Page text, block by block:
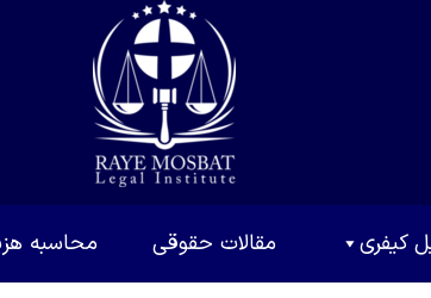
کیفری مقالات حقوقی محاسبه